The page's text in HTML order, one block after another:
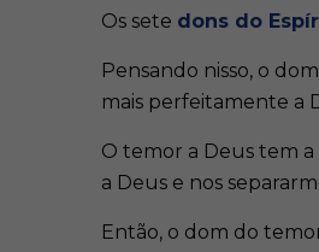
Os sete dons do
Pensando nisso, o
mais perfeitamente a
O temor a Deus tem
a Deus e nos
Então, o dom do